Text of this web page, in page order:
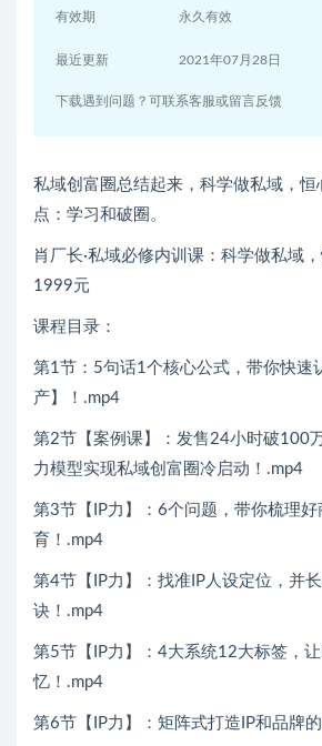
有效期 永久有效
最近更新 2021年07月28日
下载遇到问题？可联系客服或留言反馈
私域创富圈总结起来，科学做私域，恒
点：学习和破圈。
肖厂长·私域必修内训课：科学做私域
1999元
课程目录：
第1节：5句话1个核心公式，带你快速
产】！.mp4
第2节【案例课】：发售24小时破100
力模型实现私域创富圈冷启动！.mp4
第3节【IP力】：6个问题，带你梳理好
育！.mp4
第4节【IP力】：找准IP人设定位，并
诀！.mp4
第5节【IP力】：4大系统12大标签，
忆！.mp4
第6节【IP力】：矩阵式打造IP和品牌